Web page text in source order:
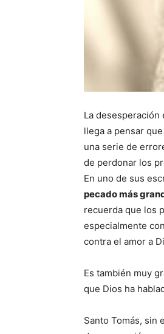
La desesperación
llega a pensar
una serie de
de perdonar los
En uno de sus
pecado más
recuerda que los
especialmente
contra el amor a
Es también muy
que Dios ha
Santo Tomás, sin